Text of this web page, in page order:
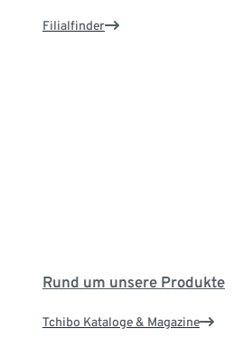
Filialfinder
Rund um unsere Produkte
Tchibo Kataloge & Magazine